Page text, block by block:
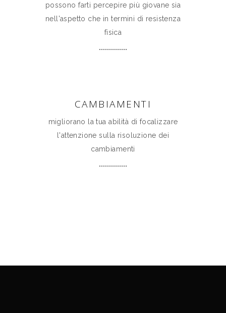
possono farti percepire più giovane sia
nell'aspetto che in termini di resistenza
fisica
CAMBIAMENTI
migliorano la tua abilità di focalizzare
l'attenzione sulla risoluzione dei
cambiamenti